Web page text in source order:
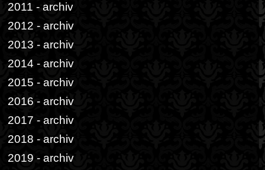
2011 - archiv
2012 - archiv
2013 - archiv
2014 - archiv
2015 - archiv
2016 - archiv
2017 - archiv
2018 - archiv
2019 - archiv